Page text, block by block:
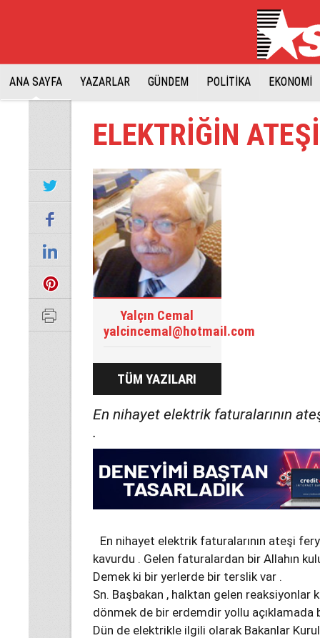
ANA SAYFA YAZARLAR GÜNDEM POLİTİKA EKONOMİ
ELEKTRİĞİN ATEŞİ
Yalçın Cemal
yalcincemal@hotmail.com
TÜM YAZILARI
En nihayet elektrik faturalarının
.
En nihayet elektrik faturalarının ateşi
kavurdu . Gelen faturalardan bir Allahın
Demek ki bir yerlerde bir terslik var .
Sn. Başbakan , halktan gelen reaksiyonlar
dönmek de bir erdemdir yollu açıklamada
Dün de elektrikle ilgili olarak Bakanlar